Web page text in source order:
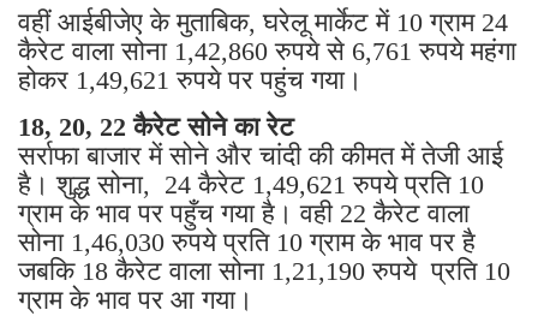
वहीं आईबीजेए के मुताबिक, घरेलू मार्केट में 10 ग्राम 24
कैरेट वाला सोना 1,42,860 रुपये से 6,761 रुपये महंगा
होकर 1,49,621 रुपये पर पहुंच गया।
18, 20, 22 कैरेट सोने का रेट
सर्राफा बाजार में सोने और चांदी की कीमत में तेजी आई
है। शुद्ध सोना, 24 कैरेट 1,49,621 रुपये प्रति 10
ग्राम के भाव पर पहुँच गया है। वही 22 कैरेट वाला
सोना 1,46,030 रुपये प्रति 10 ग्राम के भाव पर है
जबकि 18 कैरेट वाला सोना 1,21,190 रुपये प्रति 10
ग्राम के भाव पर आ गया।